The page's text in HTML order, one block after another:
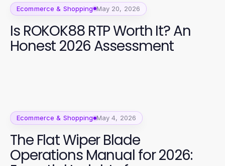
Ecommerce & Shopping May 20, 2026
Is ROKOK88 RTP Worth It? An
Honest 2026 Assessment
Ecommerce & Shopping May 4, 2026
The Flat Wiper Blade
Operations Manual for 2026: